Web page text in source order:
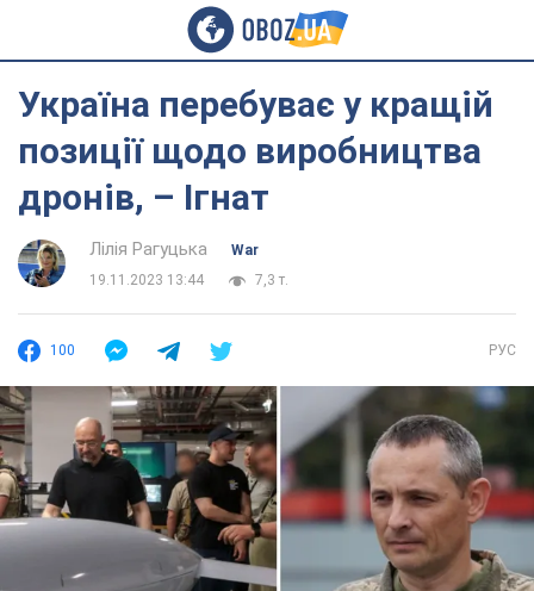
Україна перебуває у кращій
позиції щодо виробництва
дронів, – Ігнат
Лілія Рагуцька
War
19.11.2023 13:44
7,3 т.
100 РУС